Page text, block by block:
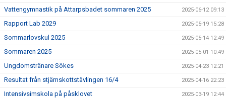
Vattengymnastik på Attarpsbadet sommaren 2025 2025-06-12 09:13
Rapport Lab 2029 2025-05-19 15:28
Sommarlovskul 2025 2025-05-14 12:49
Sommaren 2025 2025-05-01 10:49
Ungdomstränare Sökes 2025-04-23 12:21
Resultat från stjärnskottstävlingen 16/4 2025-04-16 22:23
Intensivsimskola på påsklovet 2025-03-19 12:44